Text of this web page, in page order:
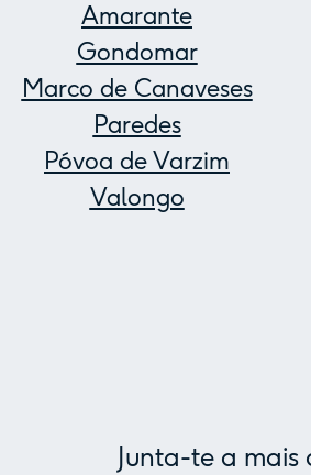
Amarante
Gondomar
Marco de Canaveses
Paredes
Póvoa de Varzim
Valongo
Junta-te a